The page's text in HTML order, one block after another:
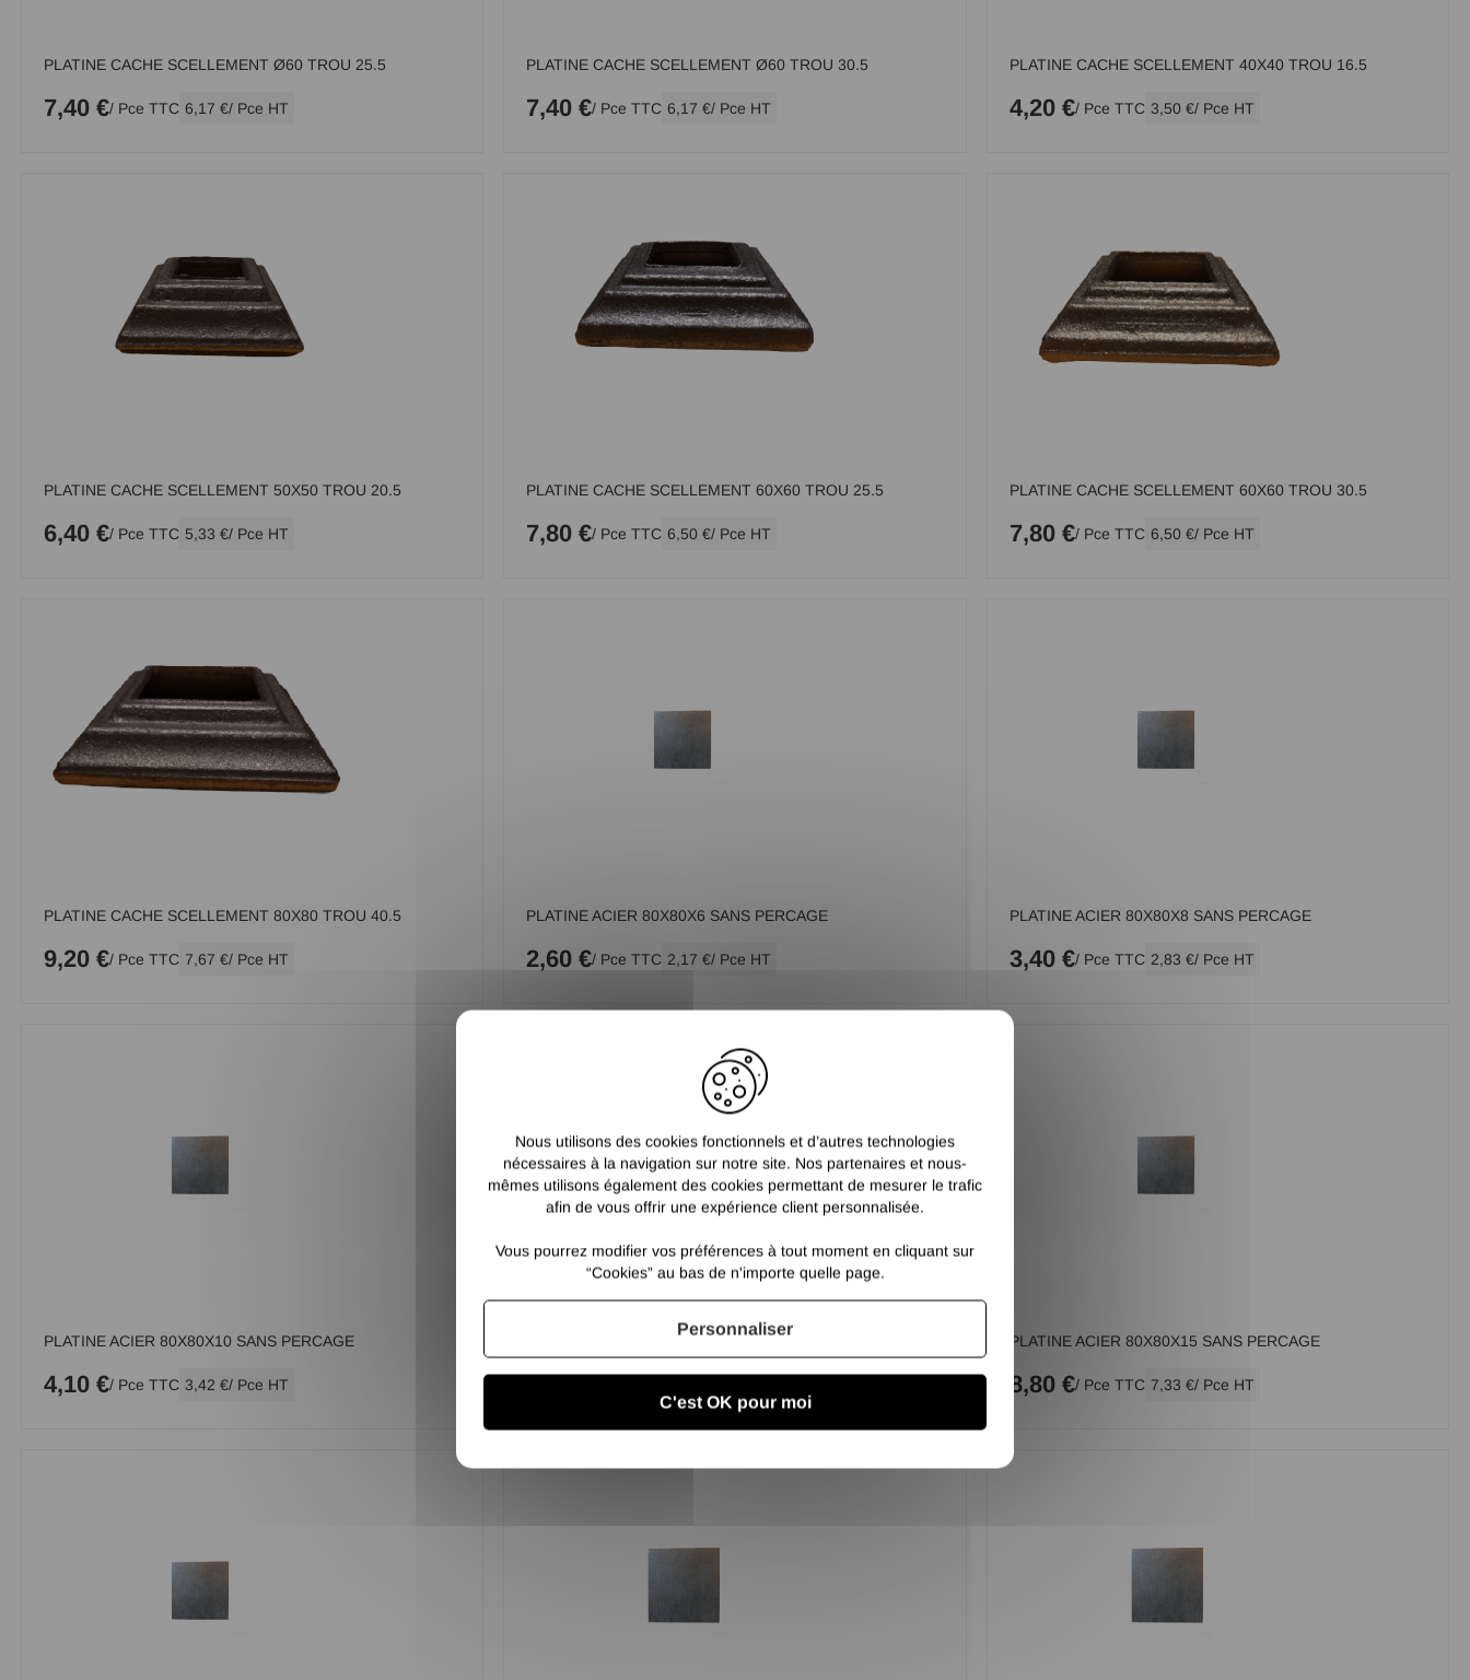
PLATINE CACHE SCELLEMENT Ø60 TROU 25.5
7,40 €/ Pce TTC 6,17 €/ Pce HT
PLATINE CACHE SCELLEMENT Ø60 TROU 30.5
7,40 €/ Pce TTC 6,17 €/ Pce HT
PLATINE CACHE SCELLEMENT 40X40 TROU 16.5
4,20 €/ Pce TTC 3,50 €/ Pce HT
PLATINE CACHE SCELLEMENT 50X50 TROU 20.5
6,40 €/ Pce TTC 5,33 €/ Pce HT
PLATINE CACHE SCELLEMENT 60X60 TROU 25.5
7,80 €/ Pce TTC 6,50 €/ Pce HT
PLATINE CACHE SCELLEMENT 60X60 TROU 30.5
7,80 €/ Pce TTC 6,50 €/ Pce HT
PLATINE CACHE SCELLEMENT 80X80 TROU 40.5
9,20 €/ Pce TTC 7,67 €/ Pce HT
PLATINE ACIER 80X80X6 SANS PERCAGE
2,60 €/ Pce TTC 2,17 €/ Pce HT
PLATINE ACIER 80X80X8 SANS PERCAGE
3,40 €/ Pce TTC 2,83 €/ Pce HT
PLATINE ACIER 80X80X10 SANS PERCAGE
4,10 €/ Pce TTC 3,42 €/ Pce HT
PLATINE ACIER 80X80X12 SANS PERCAGE PLATINE ACIER 80X80X15 SANS PERCAGE
8,80 €/ Pce TTC 7,33 €/ Pce HT
Nous utilisons des cookies fonctionnels et d’autres technologies
nécessaires à la navigation sur notre site. Nos partenaires et nous-
mêmes utilisons également des cookies permettant de mesurer le trafic
afin de vous offrir une expérience client personnalisée.
Vous pourrez modifier vos préférences à tout moment en cliquant sur
“Cookies” au bas de n'importe quelle page.
C'est OK pour moi
Personnaliser